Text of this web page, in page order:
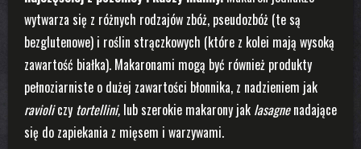
wytwarza się z różnych rodzajów zbóż, pseudozbóż (te są
bezglutenowe) i roślin strączkowych (które z kolei mają wysoką
zawartość białka). Makaronami mogą być również produkty
pełnoziarniste o dużej zawartości błonnika, z nadzieniem jak
ravioliczy tortellini, lub szerokie makarony jak lasagnenadające
się do zapiekania z mięsem i warzywami.